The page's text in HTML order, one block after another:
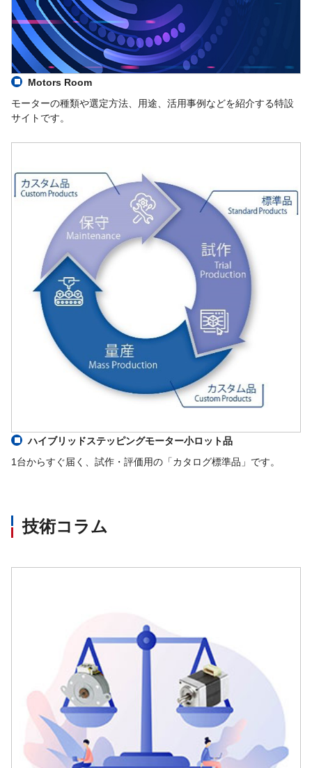
Motors Room
モーターの種類や選定方法、用途、活用事例などを紹介する特設
サイトです。
ハイブリッドステッピングモーター小ロット品
1台からすぐ届く、試作・評価用の「カタログ標準品」です。
技術コラム